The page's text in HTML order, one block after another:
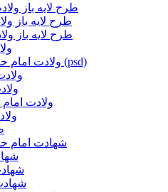
طرح لایه باز
طرح لایه باز
طرح لایه باز
ولادت امام حسن عسکری (psd)
ولادت
شهادت